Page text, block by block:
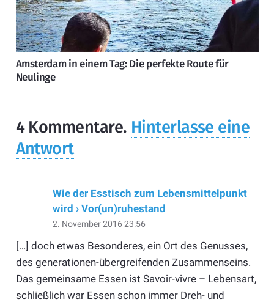
Amsterdam in einem Tag: Die perfekte Route für
Neulinge
4 Kommentare. Hinterlasse eine
Antwort
Wie der Esstisch zum Lebensmittelpunkt
wird › Vor(un)ruhestand
2. November 2016 23:56
[…] doch etwas Besonderes, ein Ort des Genusses,
des generationen-übergreifenden Zusammenseins.
Das gemeinsame Essen ist Savoir-vivre – Lebensart,
schließlich war Essen schon immer Dreh- und